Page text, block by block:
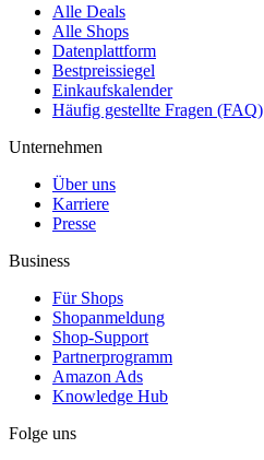
Alle Deals
Alle Shops
Datenplattform
Bestpreissiegel
Einkaufskalender
Häufig gestellte Fragen (FAQ)
Unternehmen
Über uns
Karriere
Presse
Business
Für Shops
Shopanmeldung
Shop-Support
Partnerprogramm
Amazon Ads
Knowledge Hub
Folge uns